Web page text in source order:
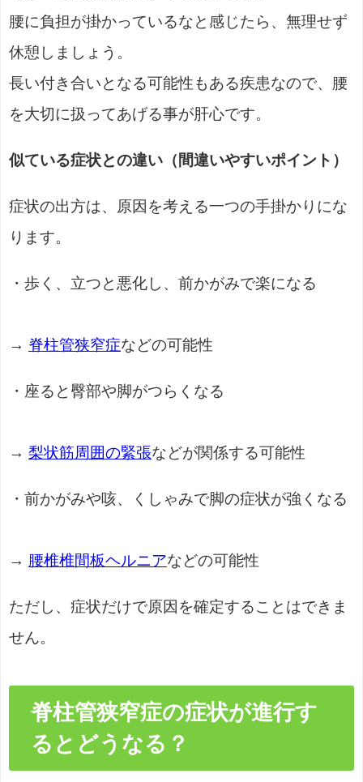
腰に負担が掛かっているなと感じたら、無理せず
休憩しましょう。
長い付き合いとなる可能性もある疾患なので、腰
を大切に扱ってあげる事が肝心です。
似ている症状との違い（間違いやすいポイント）
症状の出方は、原因を考える一つの手掛かりにな
ります。
・歩く、立つと悪化し、前かがみで楽になる
→ 脊柱管狭窄症などの可能性
・座ると臀部や脚がつらくなる
→ 梨状筋周囲の緊張などが関係する可能性
・前かがみや咳、くしゃみで脚の症状が強くなる
→ 腰椎椎間板ヘルニアなどの可能性
ただし、症状だけで原因を確定することはできま
せん。
脊柱管狭窄症の症状が進行す
るとどうなる？